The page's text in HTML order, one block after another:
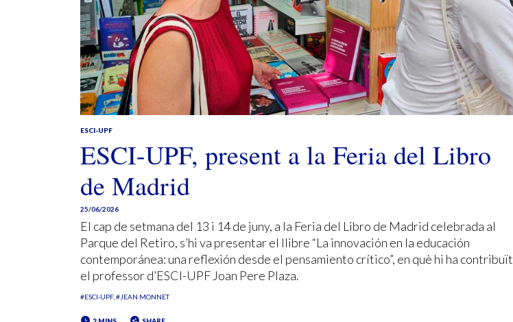
ESCI-UPF
ESCI-UPF, present a la Feria del Libro
de Madrid
25/06/2026
El cap de setmana del 13 i 14 de juny, a la Feria del Libro de Madrid celebrada al
Parque del Retiro, s’hi va presentar el llibre “La innovación en la educación
contemporánea: una reflexión desde el pensamiento crítico”, en què hi ha contribuït
el professor d’ESCI-UPF Joan Pere Plaza.
#ESCI-UPF #JEAN MONNET